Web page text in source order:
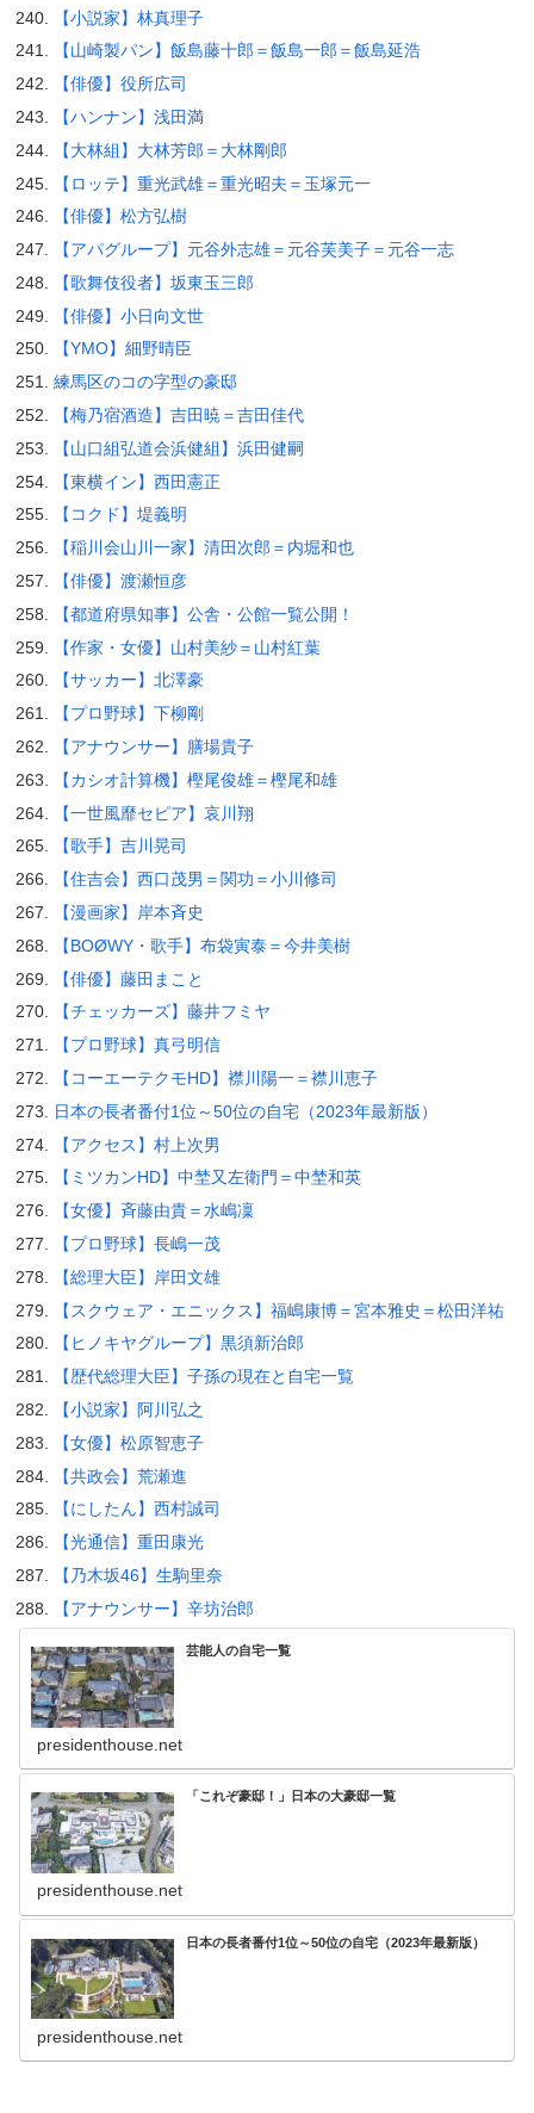
【小説家】林真理子
【山崎製パン】飯島藤十郎＝飯島一郎＝飯島延浩
【俳優】役所広司
【ハンナン】浅田満
【大林組】大林芳郎＝大林剛郎
【ロッテ】重光武雄＝重光昭夫＝玉塚元一
【俳優】松方弘樹
【アパグループ】元谷外志雄＝元谷芙美子＝元谷一志
【歌舞伎役者】坂東玉三郎
【俳優】小日向文世
【YMO】細野晴臣
練馬区のコの字型の豪邸
【梅乃宿酒造】吉田暁＝吉田佳代
【山口組弘道会浜健組】浜田健嗣
【東横イン】西田憲正
【コクド】堤義明
【稲川会山川一家】清田次郎＝内堀和也
【俳優】渡瀬恒彦
【都道府県知事】公舎・公館一覧公開！
【作家・女優】山村美紗＝山村紅葉
【サッカー】北澤豪
【プロ野球】下柳剛
【アナウンサー】膳場貴子
【カシオ計算機】樫尾俊雄＝樫尾和雄
【一世風靡セピア】哀川翔
【歌手】吉川晃司
【住吉会】西口茂男＝関功＝小川修司
【漫画家】岸本斉史
【BOØWY・歌手】布袋寅泰＝今井美樹
【俳優】藤田まこと
【チェッカーズ】藤井フミヤ
【プロ野球】真弓明信
【コーエーテクモHD】襟川陽一＝襟川恵子
日本の長者番付1位～50位の自宅（2023年最新版）
【アクセス】村上次男
【ミツカンHD】中埜又左衛門＝中埜和英
【女優】斉藤由貴＝水嶋凜
【プロ野球】長嶋一茂
【総理大臣】岸田文雄
【スクウェア・エニックス】福嶋康博＝宮本雅史＝松田洋祐
【ヒノキヤグループ】黒須新治郎
【歴代総理大臣】子孫の現在と自宅一覧
【小説家】阿川弘之
【女優】松原智恵子
【共政会】荒瀬進
【にしたん】西村誠司
【光通信】重田康光
【乃木坂46】生駒里奈
【アナウンサー】辛坊治郎
芸能人の自宅一覧
presidenthouse.net
「これぞ豪邸！」日本の大豪邸一覧
presidenthouse.net
日本の長者番付1位～50位の自宅（2023年最新版）
presidenthouse.net